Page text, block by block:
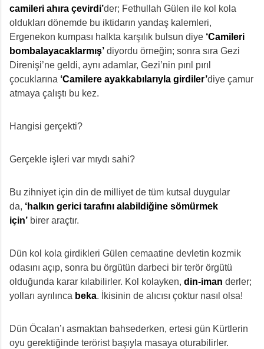
camileri ahıra çevirdi’der; Fethullah Gülen ile kol kola
oldukları dönemde bu iktidarın yandaş kalemleri,
Ergenekon kumpası halkta karşılık bulsun diye ‘Camileri
bombalayacaklarmış’ diyordu örneğin; sonra sıra Gezi
Direnişi’ne geldi, aynı adamlar, Gezi’nin pırıl pırıl
çocuklarına ‘Camilere ayakkabılarıyla girdiler’diye çamur
atmaya çalıştı bu kez.
Hangisi gerçekti?
Gerçekle işleri var mıydı sahi?
Bu zihniyet için din de milliyet de tüm kutsal duygular
da, ‘halkın gerici tarafını alabildiğine sömürmek
için’ birer araçtır.
Dün kol kola girdikleri Gülen cemaatine devletin kozmik
odasını açıp, sonra bu örgütün darbeci bir terör örgütü
olduğunda karar kılabilirler. Kol kolayken, din-iman derler;
yolları ayrılınca beka. İkisinin de alıcısı çoktur nasıl olsa!
Dün Öcalan’ı asmaktan bahsederken, ertesi gün Kürtlerin
oyu gerektiğinde terörist başıyla masaya oturabilirler.